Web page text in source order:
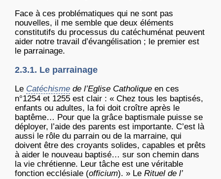
Face à ces problématiques qui ne sont pas
nouvelles, il me semble que deux éléments
constitutifs du processus du catéchuménat peuvent
aider notre travail d’évangélisation ; le premier est
le parrainage.
2.3.1. Le parrainage
Le Catéchisme de l’Eglise Catholique en ces
n°1254 et 1255 est clair : « Chez tous les baptisés,
enfants ou adultes, la foi doit croître après le
baptême… Pour que la grâce baptismale puisse se
déployer, l’aide des parents est importante. C’est là
aussi le rôle du parrain ou de la marraine, qui
doivent être des croyants solides, capables et prêts
à aider le nouveau baptisé… sur son chemin dans
la vie chrétienne. Leur tâche est une véritable
fonction ecclésiale (officium). » Le Rituel de l’